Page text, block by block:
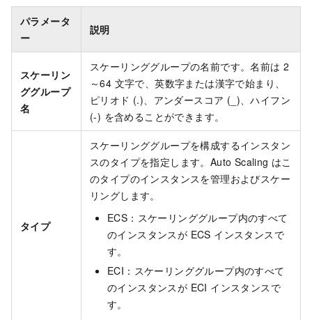
パラメータ
ー
説明
スケーリン
ググループ
名
スケーリンググループの名前です。名前は 2
～64 文字で、英数字または漢字で始まり、
ピリオド (.)、アンダースコア (_)、ハイフン
(-) を含めることができます。
タイプ
スケーリンググループを構成するインスタン
スのタイプを指定します。Auto Scaling はこ
のタイプのインスタンスを管理およびスケー
リングします。
ECS：スケーリンググループ内のすべて
のインスタンスが ECS インスタンスで
す。
ECI：スケーリンググループ内のすべて
のインスタンスが ECI インスタンスで
す。